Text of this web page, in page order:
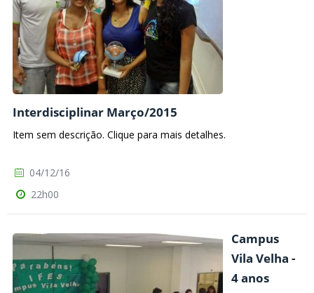
Interdisciplinar Março/2015
Item sem descrição. Clique para mais detalhes.
04/12/16
22h00
Campus
Vila Velha -
4 anos